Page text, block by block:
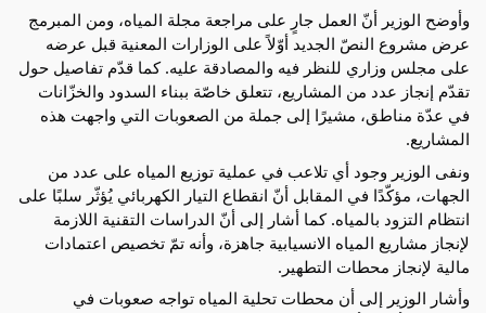
وأوضح الوزير أنّ العمل جارٍ على مراجعة مجلة المياه، ومن المبرمج
عرض مشروع النصّ الجديد أوّلاً على الوزارات المعنية قبل عرضه
على مجلس وزاري للنظر فيه والمصادقة عليه. كما قدّم تفاصيل حول
تقدّم إنجاز عدد من المشاريع، تتعلق خاصّة ببناء السدود والخزّانات
في عدّة مناطق، مشيرًا إلى جملة من الصعوبات التي واجهت هذه
المشاريع.
ونفى الوزير وجود أي تلاعب في عملية توزيع المياه على عدد من
الجهات، مؤكّدًا في المقابل أنّ انقطاع التيار الكهربائي يُؤثّر سلبًا على
انتظام التزود بالمياه. كما أشار إلى أنّ الدراسات التقنية اللازمة
لإنجاز مشاريع المياه الانسيابية جاهزة، وأنه تمّ تخصيص اعتمادات
مالية لإنجاز محطات التطهير.
وأشار الوزير إلى أن محطات تحلية المياه تواجه صعوبات في